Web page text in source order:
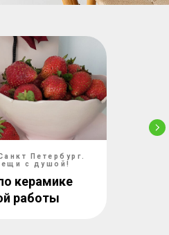
Петербург.
с душой!
керамике
работы